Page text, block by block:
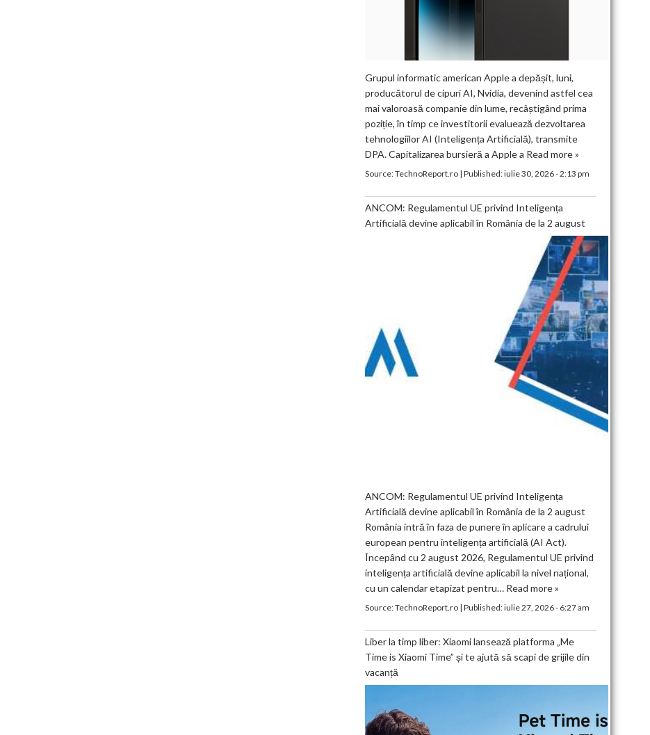
Grupul informatic american Apple a depășit, luni,
producătorul de cipuri AI, Nvidia, devenind astfel cea
mai valoroasă companie din lume, recâștigând prima
poziție, în timp ce investitorii evaluează dezvoltarea
tehnologiilor AI (Inteligența Artificială), transmite
DPA. Capitalizarea bursieră a Apple a Read more »
Source:TechnoReport.ro| Published:iulie 30, 2026 - 2:13 pm
ANCOM: Regulamentul UE privind Inteligența
Artificială devine aplicabil în România de la 2 august
ANCOM: Regulamentul UE privind Inteligența
Artificială devine aplicabil în România de la 2 august
România intră în faza de punere în aplicare a cadrului
european pentru inteligența artificială (AI Act).
Începând cu 2 august 2026, Regulamentul UE privind
inteligența artificială devine aplicabil la nivel național,
cu un calendar etapizat pentru… Read more »
Source:TechnoReport.ro| Published:iulie 27, 2026 - 6:27 am
Liber la timp liber: Xiaomi lansează platforma „Me
Time is Xiaomi Time” și te ajută să scapi de grijile din
vacanță